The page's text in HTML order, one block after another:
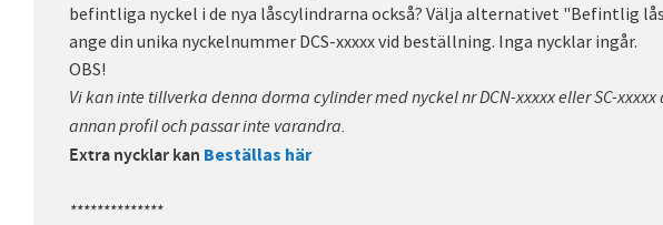
befintliga nyckel i de nya låscylindrarna också? Välja alternativet "Befintlig
ange din unika nyckelnummer DCS-xxxxx vid beställning. Inga nycklar ingår.
OBS!
Vi kan inte tillverka denna dorma cylinder med nyckel nr DCN-xxxxx eller SC-xxxxx
annan profil och passar inte varandra.
Extra nycklar kan Beställas här
**************